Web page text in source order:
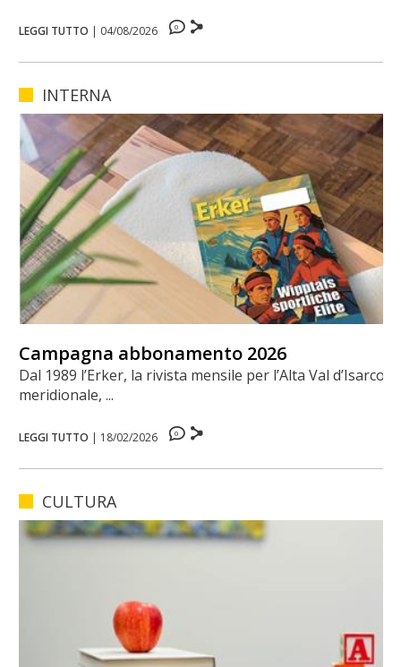
LEGGI TUTTO | 04/08/2026 0
INTERNA
Campagna abbonamento 2026
Dal 1989 l’Erker, la rivista mensile per l’Alta Val d’Isarco
meridionale, ...
LEGGI TUTTO | 18/02/2026 0
CULTURA